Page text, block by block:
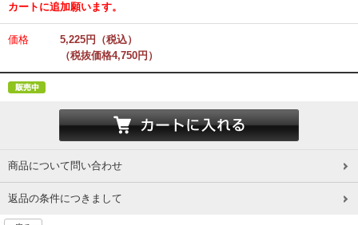
カートに追加願います。
価格
5,225円（税込）
（税抜価格4,750円）
商品について問い合わせ
返品の条件につきまして